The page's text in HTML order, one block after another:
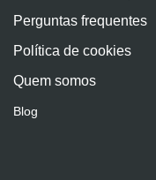
Perguntas frequentes
Política de cookies
Quem somos
Blog